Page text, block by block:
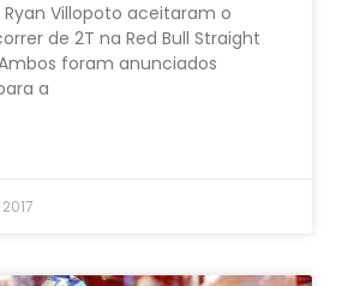
Ryan Villopoto aceitaram o
de 2T na Red Bull Straight
foram anunciados
a